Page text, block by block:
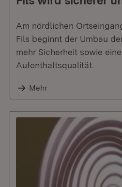
Am nördlichen
Fils beginnt der Umbau
mehr Sicherheit sowie
Aufenthaltsqualität.
Mehr